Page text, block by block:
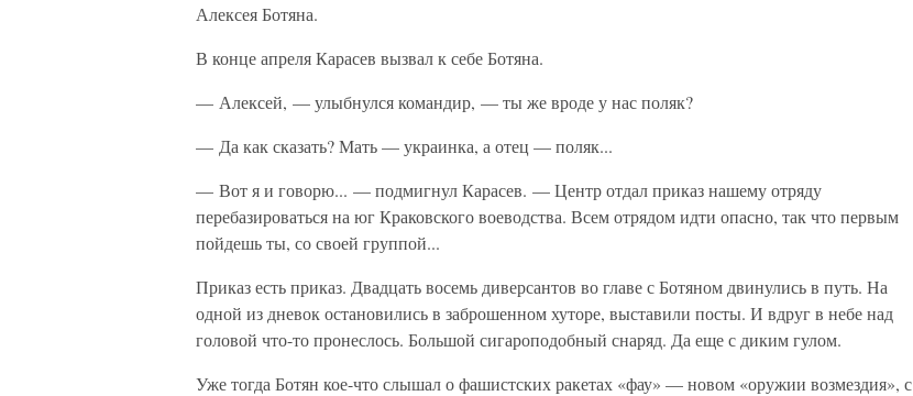
Алексея Ботяна.
В конце апреля Карасев вызвал к себе Ботяна.
— Алексей, — улыбнулся командир, — ты же вроде у нас поляк?
— Да как сказать? Мать — украинка, а отец — поляк...
— Вот я и говорю... — подмигнул Карасев. — Центр отдал приказ нашему отряду
перебазироваться на юг Краковского воеводства. Всем отрядом идти опасно, так что первым
пойдешь ты, со своей группой...
Приказ есть приказ. Двадцать восемь диверсантов во главе с Ботяном двинулись в путь. На
одной из дневок остановились в заброшенном хуторе, выставили посты. И вдруг в небе над
головой что-то пронеслось. Большой сигароподобный снаряд. Да еще с диким гулом.
Уже тогда Ботян кое-что слышал о фашистских ракетах «фау» — новом «оружии возмездия», с